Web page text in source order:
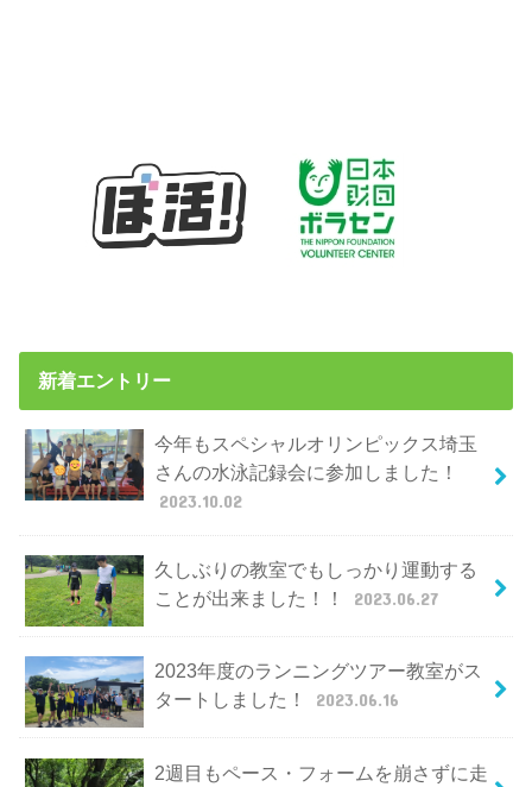
新着エントリー
今年もスペシャルオリンピックス埼玉
さんの水泳記録会に参加しました！
2023.10.02
久しぶりの教室でもしっかり運動する
ことが出来ました！！
2023.06.27
2023年度のランニングツアー教室がス
タートしました！
2023.06.16
2週目もペース・フォームを崩さずに走